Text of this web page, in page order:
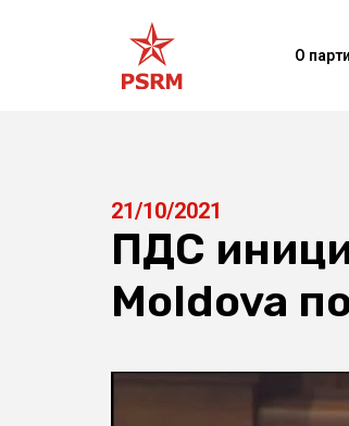
О
21/10/2021
ПДС
Moldova